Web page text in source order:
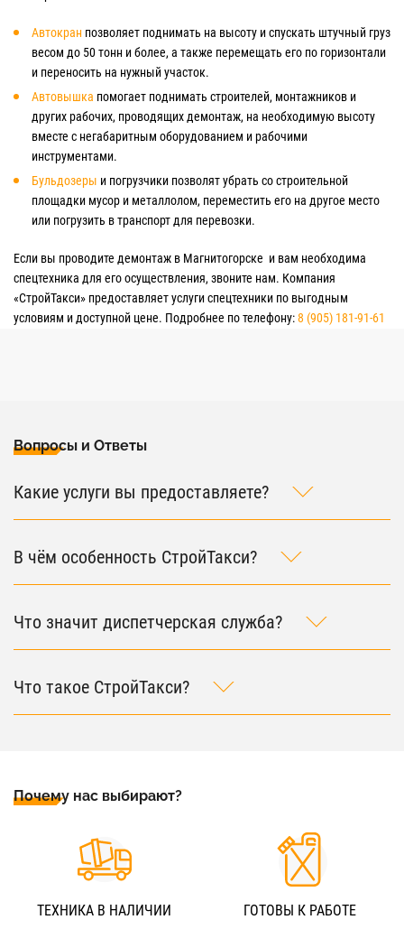
Автокран позволяет поднимать на высоту и спускать штучный груз
весом до 50 тонн и более, а также перемещать его по горизонтали
и переносить на нужный участок.
Автовышка помогает поднимать строителей, монтажников и
других рабочих, проводящих демонтаж, на необходимую высоту
вместе с негабаритным оборудованием и рабочими
инструментами.
Бульдозеры и погрузчики позволят убрать со строительной
площадки мусор и металлолом, переместить его на другое место
или погрузить в транспорт для перевозки.
Если вы проводите демонтаж в Магнитогорске и вам необходима
спецтехника для его осуществления, звоните нам. Компания
«СтройТакси» предоставляет услуги спецтехники по выгодным
условиям и доступной цене. Подробнее по телефону:8 (905) 181-91-61
Вопросы и Ответы
Какие услуги вы предоставляете?
В чём особенность СтройТакси?
Что значит диспетчерская служба?
Что такое СтройТакси?
Почему нас выбирают?
ТЕХНИКА В НАЛИЧИИ ГОТОВЫ К РАБОТЕ